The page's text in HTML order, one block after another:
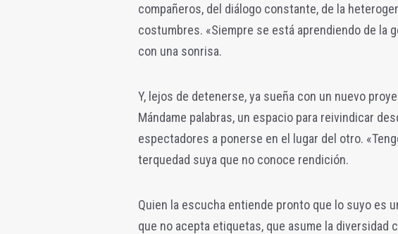
compañeros, del diálogo constante, de la
costumbres. «Siempre se está aprendiendo de la
con una sonrisa.
Y, lejos de detenerse, ya sueña con un nuevo
Mándame palabras, un espacio para reivindicar
espectadores a ponerse en el lugar del otro.
terquedad suya que no conoce rendición.
Quien la escucha entiende pronto que lo suyo es
que no acepta etiquetas, que asume la diversidad